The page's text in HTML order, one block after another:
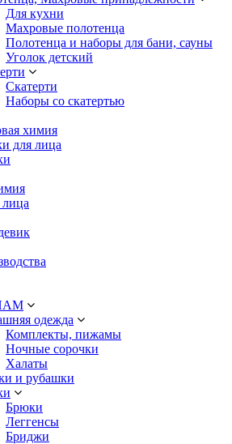
Для кухни
Махровые полотенца
Полотенца и наборы для бани, сауны
Уголок детский
Скатерти
Наборы со скатертью
химия
для лица
одежда
Комплекты, пижамы
Ночные сорочки
Халаты
и рубашки
Брюки
Леггенсы
Бриджи